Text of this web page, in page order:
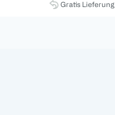
Gratis